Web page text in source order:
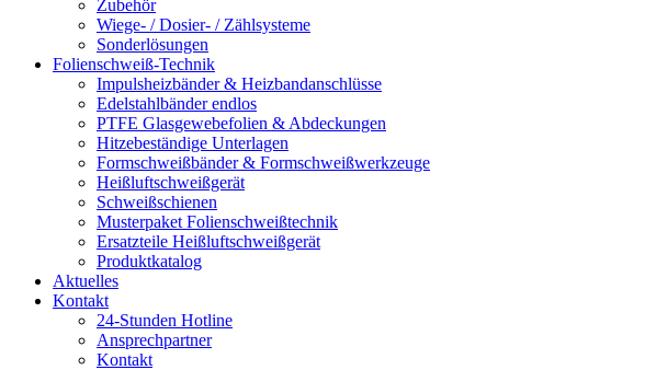
Zubehör
Wiege- / Dosier- / Zählsysteme
Sonderlösungen
Folienschweiß-Technik
Impuls­heizbänder & Heizband­anschlüsse
Edelstahlbänder endlos
PTFE Glas­gewebefolien & Abdeckungen
Hitzebeständige Unterlagen
Formschweiß­bänder & Formschweiß­werkzeuge
Heißluftschweißgerät
Schweiß­schienen
Musterpaket Folienschweißtechnik
Ersatzteile Heißluftschweißgerät
Produktkatalog
Aktuelles
Kontakt
24-Stunden Hotline
Ansprechpartner
Kontakt